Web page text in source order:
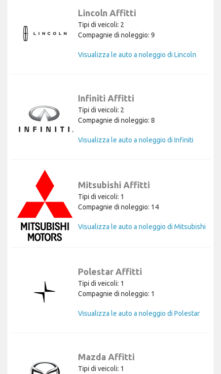
Lincoln Affitti
Tipi di veicoli: 2
Compagnie di noleggio: 9
Visualizza le auto a noleggio di Lincoln
Infiniti Affitti
Tipi di veicoli: 2
Compagnie di noleggio: 8
Visualizza le auto a noleggio di Infiniti
Mitsubishi Affitti
Tipi di veicoli: 1
Compagnie di noleggio: 14
Visualizza le auto a noleggio di Mitsubishi
Polestar Affitti
Tipi di veicoli: 1
Compagnie di noleggio: 1
Visualizza le auto a noleggio di Polestar
Mazda Affitti
Tipi di veicoli: 1